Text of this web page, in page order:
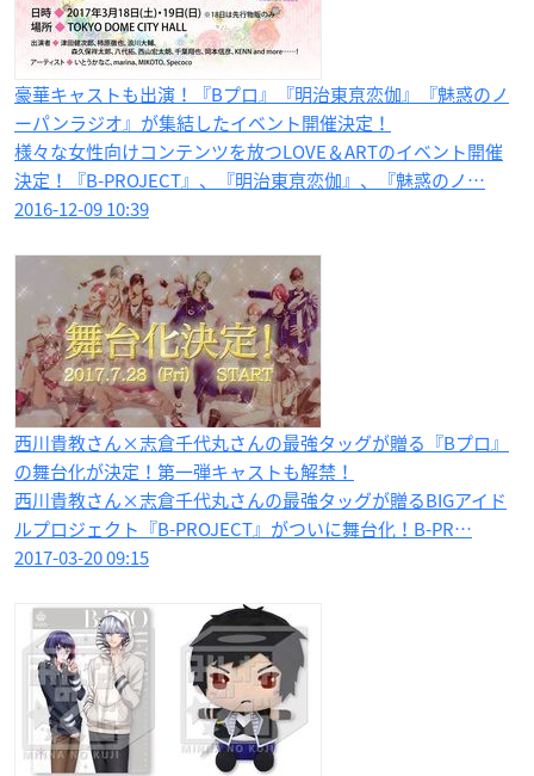
豪華キャストも出演！『Bプロ』『明治東亰恋伽』『魅惑のノ
ーパンラジオ』が集結したイベント開催決定！
様々な女性向けコンテンツを放つLOVE＆ARTのイベント開催
決定！『B-PROJECT』、『明治東亰恋伽』、『魅惑のノ…
2016-12-09 10:39
西川貴教さん×志倉千代丸さんの最強タッグが贈る『Bプロ』
の舞台化が決定！第一弾キャストも​解禁！
西川貴教さん×志倉千代丸さんの最強タッグが贈るBIGアイド
ルプロジェクト『B-PROJECT』がついに舞台化！B-PR…
2017-03-20 09:15